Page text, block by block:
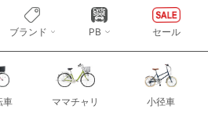
車 ママチャリ 小径車
ブランド PB セール